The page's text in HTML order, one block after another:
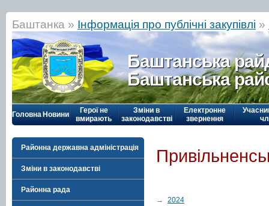
Баштанка » Інформація про публічні закупівлі »
Баштанська
Баштанська
Головна Новини
Герої не
вмирають
Зміни в
законодавстві
Електронне
звернення
Районна державна адміністрація
Зміни в законодавстві
Районна рада
→ 2024